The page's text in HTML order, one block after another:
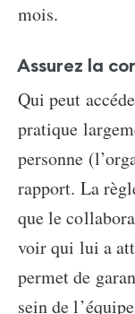
mois.
Assurez la
Qui peut
pratique
personne
rapport. La
que le
voir qui lui a
permet de
sein de